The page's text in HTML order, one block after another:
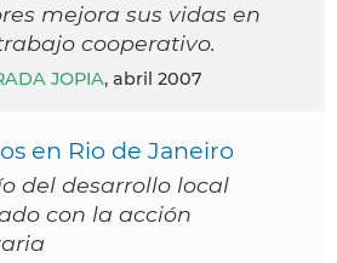
mejora sus vidas en
cooperativo.
JOPIA, abril 2007
en Rio de Janeiro
del desarrollo local
con la acción